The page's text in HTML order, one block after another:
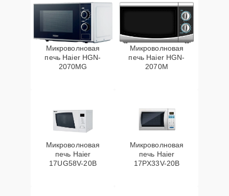
Микроволновая
печь Haier HGN-
2070MG
Микроволновая
печь Haier HGN-
2070M
Микроволновая
печь Haier
17UG58V-20B
Микроволновая
печь Haier
17PX33V-20B